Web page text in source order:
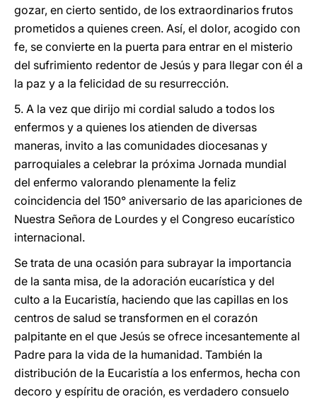
gozar, en cierto sentido, de los extraordinarios frutos
prometidos a quienes creen. Así, el dolor, acogido con
fe, se convierte en la puerta para entrar en el misterio
del sufrimiento redentor de Jesús y para llegar con él a
la paz y a la felicidad de su resurrección.
5. A la vez que dirijo mi cordial saludo a todos los
enfermos y a quienes los atienden de diversas
maneras, invito a las comunidades diocesanas y
parroquiales a celebrar la próxima Jornada mundial
del enfermo valorando plenamente la feliz
coincidencia del 150° aniversario de las apariciones de
Nuestra Señora de Lourdes y el Congreso eucarístico
internacional.
Se trata de una ocasión para subrayar la importancia
de la santa misa, de la adoración eucarística y del
culto a la Eucaristía, haciendo que las capillas en los
centros de salud se transformen en el corazón
palpitante en el que Jesús se ofrece incesantemente al
Padre para la vida de la humanidad. También la
distribución de la Eucaristía a los enfermos, hecha con
decoro y espíritu de oración, es verdadero consuelo